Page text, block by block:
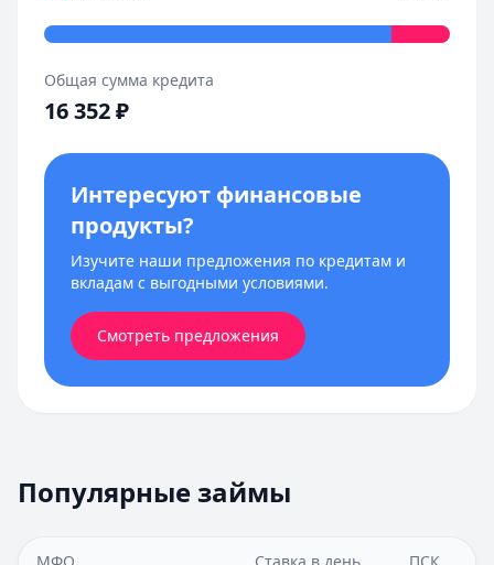
Общая сумма кредита
16 352₽
Интересуют финансовые
продукты?
Изучите наши предложения по кредитам и
вкладам с выгодными условиями.
Смотреть предложения
Популярные займы